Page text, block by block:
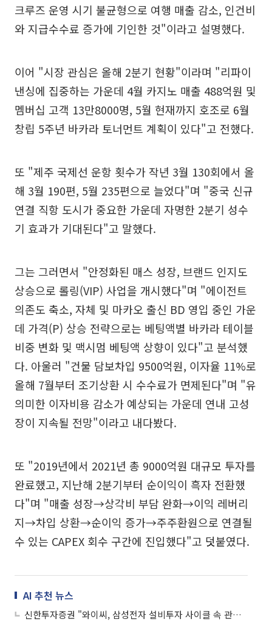
크루즈 운영 시기 불균형으로 여행 매출 감소, 인건비
와 지급수수료 증가에 기인한 것"이라고 설명했다.
이어 "시장 관심은 올해 2분기 현황"이라며 "리파이
낸싱에 집중하는 가운데 4월 카지노 매출 488억원 및
멤버십 고객 13만8000명, 5월 현재까지 호조로 6월
창립 5주년 바카라 토너먼트 계획이 있다"고 전했다.
또 "제주 국제선 운항 횟수가 작년 3월 130회에서 올
해 3월 190편, 5월 235편으로 늘었다"며 "중국 신규
연결 직항 도시가 중요한 가운데 자명한 2분기 성수
기 효과가 기대된다"고 말했다.
그는 그러면서 "안정화된 매스 성장, 브랜드 인지도
상승으로 롤링(VIP) 사업을 개시했다"며 "에이전트
의존도 축소, 자체 및 마카오 출신 BD 영입 중인 가운
데 가격(P) 상승 전략으로는 베팅액별 바카라 테이블
비중 변화 및 맥시멈 베팅액 상향이 있다"고 분석했
다. 아울러 "건물 담보차입 9500억원, 이자율 11%로
올해 7월부터 조기상환 시 수수료가 면제된다"며 "유
의미한 이자비용 감소가 예상되는 가운데 연내 고성
장이 지속될 전망"이라고 내다봤다.
또 "2019년에서 2021년 총 9000억원 대규모 투자를
완료했고, 지난해 2분기부터 순이익이 흑자 전환했
다"며 "매출 성장→상각비 부담 완화→이익 레버리
지→차입 상환→순이익 증가→주주환원으로 연결될
수 있는 CAPEX 회수 구간에 진입했다"고 덧붙였다.
AI 추천 뉴스
신한투자증권 "와이씨, 삼성전자 설비투자 사이클 속 관심도 높아질 것"